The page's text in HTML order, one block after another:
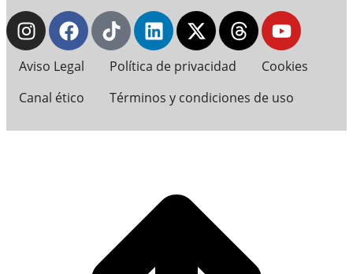
Aviso Legal Política de privacidad
Cookies
Canal ético
Términos y condiciones de uso